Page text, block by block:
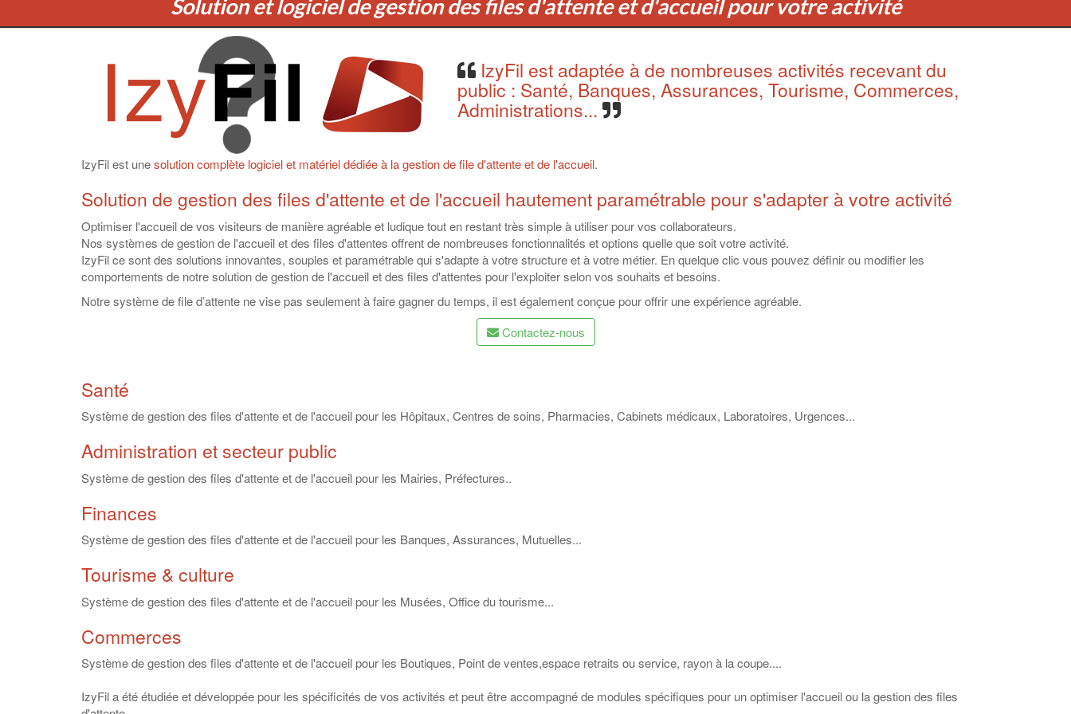
Solution et logiciel de gestion des files d'attente et d'accueil pour votre activité
IzyFil est adaptée à de nombreuses activités recevant du
public : Santé, Banques, Assurances, Tourisme, Commerces,
Administrations...
IzyFil est unesolution complète logiciel et matériel dédiée à la gestion de file d'attente et de l'accueil.
Solution de gestion des files d'attente et de l'accueil hautement paramétrable pour s'adapter à votre activité
Optimiser l'accueil de vos visiteurs de manière agréable et ludique tout en restant très simple à utiliser pour vos collaborateurs.
Nos systèmes de gestion de l'accueil et des files d'attentes offrent de nombreuses fonctionnalités et options quelle que soit votre activité.
IzyFil ce sont des solutions innovantes, souples et paramétrable qui s'adapte à votre structure et à votre métier. En quelque clic vous pouvez définir ou modifier les
comportements de notre solution de gestion de l'accueil et des files d'attentes pour l'exploiter selon vos souhaits et besoins.
Notre système de file d’attente ne vise pas seulement à faire gagner du temps, il est également conçue pour offrir une expérience agréable.
Contactez-nous
Santé
Système de gestion des files d'attente et de l'accueil pour les Hôpitaux, Centres de soins, Pharmacies, Cabinets médicaux, Laboratoires, Urgences...
Administration et secteur public
Système de gestion des files d'attente et de l'accueil pour les Mairies, Préfectures..
Finances
Système de gestion des files d'attente et de l'accueil pour les Banques, Assurances, Mutuelles...
Tourisme & culture
Système de gestion des files d'attente et de l'accueil pour les Musées, Office du tourisme...
Commerces
Système de gestion des files d'attente et de l'accueil pour les Boutiques, Point de ventes,espace retraits ou service, rayon à la coupe....
IzyFil a été étudiée et développée pour les spécificités de vos activités et peut être accompagné de modules spécifiques pour un optimiser l'accueil ou la gestion des files